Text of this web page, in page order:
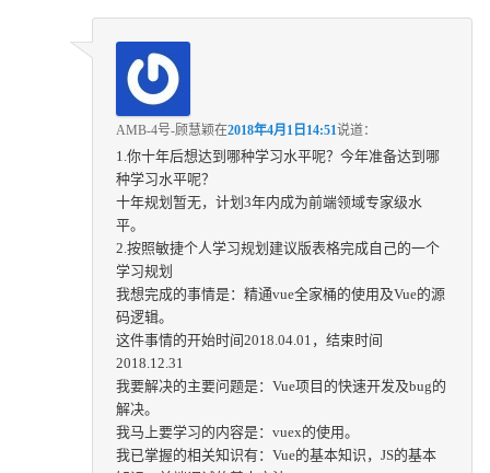
AMB-4号-顾慧颖在2018年4月1日14:51说道：
1.你十年后想达到哪种学习水平呢？今年准备达到哪
种学习水平呢？
十年规划暂无，计划3年内成为前端领域专家级水
平。
2.按照敏捷个人学习规划建议版表格完成自己的一个
学习规划
我想完成的事情是：精通vue全家桶的使用及Vue的源
码逻辑。
这件事情的开始时间2018.04.01，结束时间
2018.12.31
我要解决的主要问题是：Vue项目的快速开发及bug的
解决。
我马上要学习的内容是：vuex的使用。
我已掌握的相关知识有：Vue的基本知识，JS的基本